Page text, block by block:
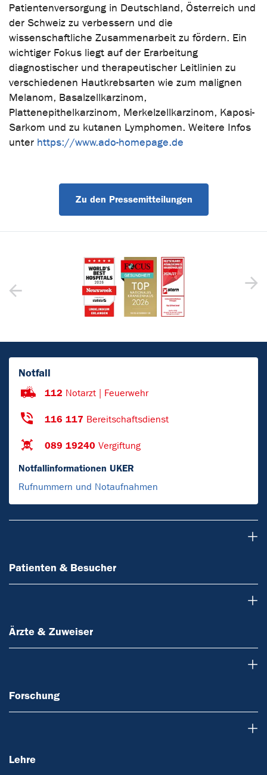
Patientenversorgung in Deutschland, Österreich und
der Schweiz zu verbessern und die
wissenschaftliche Zusammenarbeit zu fördern. Ein
wichtiger Fokus liegt auf der Erarbeitung
diagnostischer und therapeutischer Leitlinien zu
verschiedenen Hautkrebsarten wie zum malignen
Melanom, Basalzellkarzinom,
Plattenepithelkarzinom, Merkelzellkarzinom, Kaposi-
Sarkom und zu kutanen Lymphomen. Weitere Infos
unter https://www.ado-homepage.de
Zu den Pressemitteilungen
Notfall
112 Notarzt | Feuerwehr
116 117 Bereitschaftsdienst
089 19240 Vergiftung
Notfallinformationen UKER
Rufnummern und Notaufnahmen
Patienten & Besucher
Ärzte & Zuweiser
Forschung
Lehre